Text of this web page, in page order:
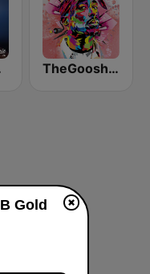
TheGoosh Radio - R&B
Gold